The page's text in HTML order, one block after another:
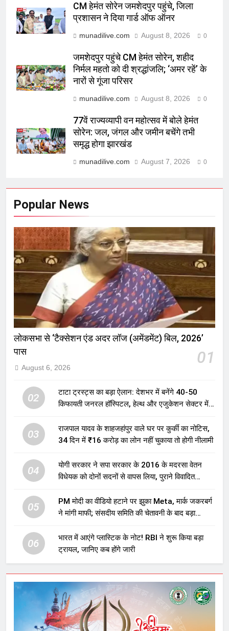
CM हेमंत सोरेन जमशेदपुर पहुंचे, जिला
प्रशासन ने दिया गार्ड ऑफ ऑनर
munadilive.com August 8, 2026 0
जमशेदपुर पहुंचे CM हेमंत सोरेन, शहीद
निर्मल महतो को दी श्रद्धांजलि; ‘अमर रहें’ के
नारों से गूंजा परिसर
munadilive.com August 8, 2026 0
77वें राज्यव्यापी वन महोत्सव में बोले हेमंत
सोरेन: जल, जंगल और जमीन बचेंगे तभी
समृद्ध होगा झारखंड
munadilive.com August 7, 2026 0
Popular News
लोकसभा से ‘टैक्सेशन एंड अदर लॉज (अमेंडमेंट) बिल, 2026’
पास
01
August 6, 2026
02
टाटा ट्रस्ट्स का बड़ा ऐलान: देशभर में बनेंगे 40-50
किफायती जनरल हॉस्पिटल, हेल्थ और एजुकेशन सेक्टर में
03
राजपाल यादव के शाहजहांपुर वाले घर पर कुर्की का नोटिस,
34 दिन में ₹16 करोड़ का लोन नहीं चुकाया तो होगी नीलामी
04
योगी सरकार ने सपा सरकार के 2016 के मदरसा वेतन
विधेयक को दोनों सदनों से वापस लिया, पुराने विवादित
05
PM मोदी का वीडियो हटाने पर झुका Meta, मार्क जकरबर्ग
ने मांगी माफी; संसदीय समिति की चेतावनी के बाद बड़ा
06
भारत में आएंगे प्लास्टिक के नोट! RBI ने शुरू किया बड़ा
ट्रायल, जानिए कब होंगे जारी